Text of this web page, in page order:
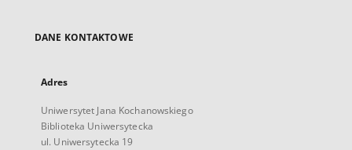
DANE KONTAKTOWE
Adres
Uniwersytet Jana Kochanowskiego
Biblioteka Uniwersytecka
ul. Uniwersytecka 19